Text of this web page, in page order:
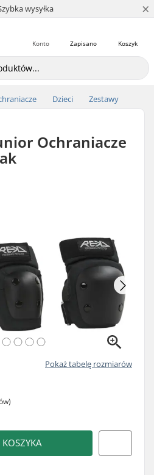
wysyłka
mln klientów ×
Koszyk
Zapisano
Konto
Dzieci Zestawy
Ochraniacze
Pokaż tabelę rozmiarów